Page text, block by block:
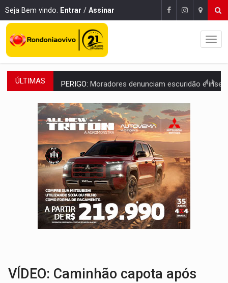
Seja Bem vindo. Entrar / Assinar
ÚLTIMAS PERIGO: Moradores denunciam escuridão e insegurança na Estrada
COLIGAÇÃO:Reabertura de ação no TSE pode resultar em cassação de prefeita
INCLUSÃO:APAE Porto Velho abre inscrições para
CLUBE DOS R$ 00,00:21 candidatos declaram patrimônio zero em Rondônia
INTERIOR:Ouro Preto do Oeste realiza Cavalgada da Expo Show
DESENVOLVIMENTO:Ideb avança nos anos iniciais do ensino
VULGO 'UNIÃO':Chefe de facção criminosa é preso durante
Publicação Legal:CONVOCAÇÃO DAS ELEIÇÕES:
VÍDEO: Caminhão capota após